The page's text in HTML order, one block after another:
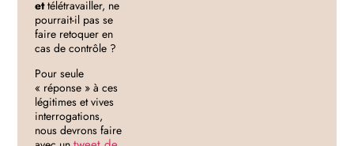
ettélétravailler, ne
pourrait-il pas se
faire retoquer en
cas de contrôle ?
Pour seule
« réponse » à ces
légitimes et vives
interrogations,
nous devrons faire